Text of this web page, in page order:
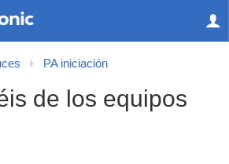
PA iniciación
de los equipos